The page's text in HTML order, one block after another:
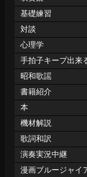
基礎練習
対談
心理学
手拍子キープ出来
昭和歌謡
書籍紹介
本
機材解説
歌詞和訳
演奏実況中継
漫画ブルージャイ